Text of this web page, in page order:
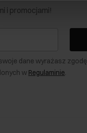
i promocjami!
dane wyrażasz
w Regulaminie.